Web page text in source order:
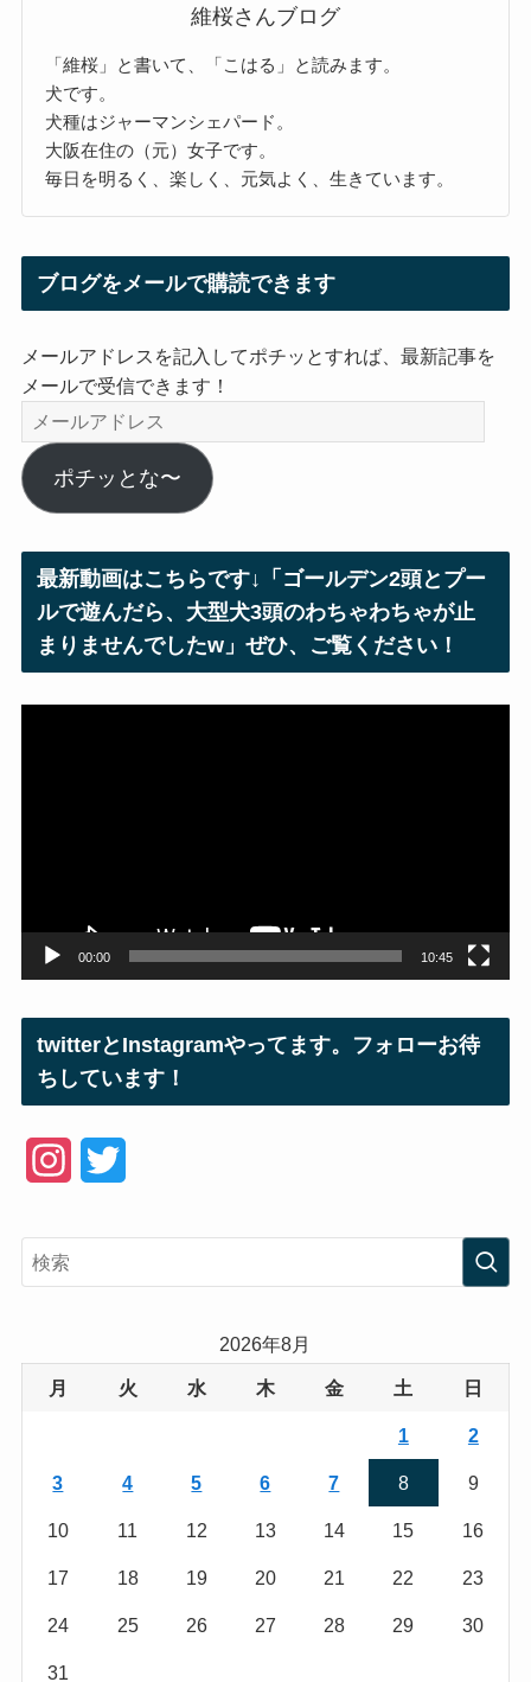
維桜さんブログ
「維桜」と書いて、「こはる」と読みます。
犬です。
犬種はジャーマンシェパード。
大阪在住の（元）女子です。
毎日を明るく、楽しく、元気よく、生きています。
ブログをメールで購読できます
メールアドレスを記入してポチッとすれば、最新記事を
メールで受信できます！
メ
ー
ル
ア
ス
ポチッとな〜
最新動画はこちらです↓「ゴールデン2頭とプー
ルで遊んだら、大型犬3頭のわちゃわちゃが止
まりませんでしたw」ぜひ、ご覧ください！
00:00 10:45
twitterとInstagramやってます。フォローお待
ちしています！
e
2026年8月
月 火 水 木 金 土 日
1 2
3 4 5 6 7 8 9
10 11 12 13 14 15 16
17 18 19 20 21 22 23
24 25 26 27 28 29 30
31